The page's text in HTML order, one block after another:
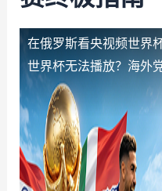
在俄罗斯看央视频世界
世界杯无法播放？海外